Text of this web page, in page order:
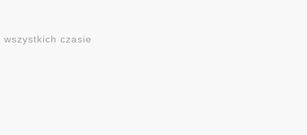
czasie